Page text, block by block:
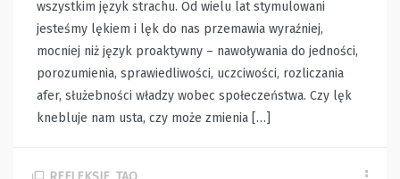
wszystkim język strachu. Od wielu lat stymulowani
jesteśmy lękiem i lęk do nas przemawia wyraźniej,
mocniej niż język proaktywny – nawoływania do jedności,
porozumienia, sprawiedliwości, uczciwości, rozliczania
afer, służebności władzy wobec społeczeństwa. Czy lęk
knebluje nam usta, czy może zmienia […]